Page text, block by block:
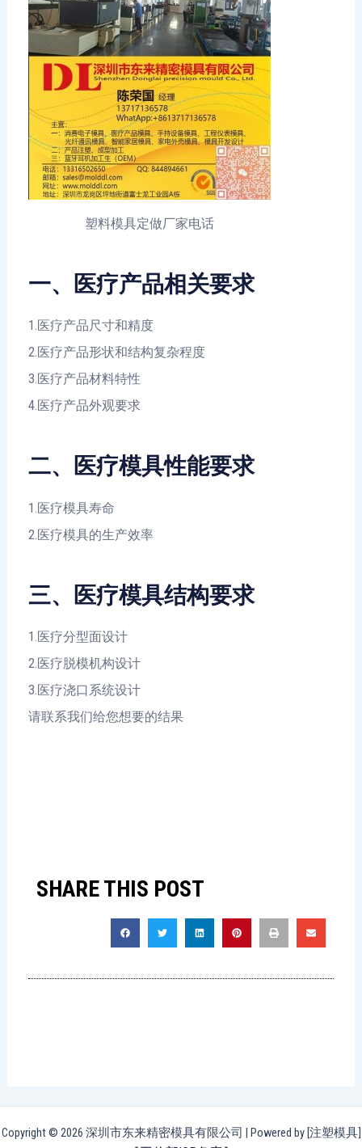
塑料模具定做厂家电话
一、医疗产品相关要求
1.医疗产品尺寸和精度
2.医疗产品形状和结构复杂程度
3.医疗产品材料特性
4.医疗产品外观要求
二、医疗模具性能要求
1.医疗模具寿命
2.医疗模具的生产效率
三、医疗模具结构要求
1.医疗分型面设计
2.医疗脱模机构设计
3.医疗浇口系统设计
请联系我们给您想要的结果
SHARE THIS POST
Copyright © 2026 深圳市东来精密模具有限公司 | Powered by [注塑模具]